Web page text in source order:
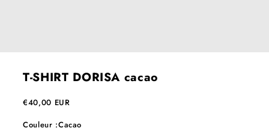
T-SHIRT DORISA cacao
Prix de vente
€40,00 EUR
Couleur :Cacao